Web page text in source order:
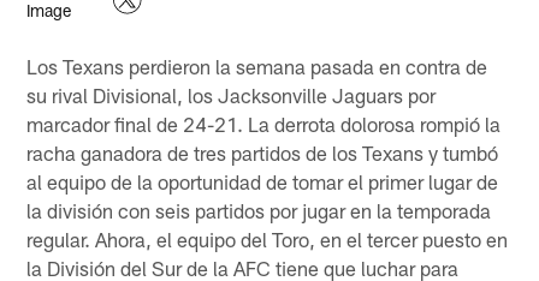
Los Texans perdieron la semana pasada en contra de
su rival Divisional, los Jacksonville Jaguars por
marcador final de 24-21. La derrota dolorosa rompió la
racha ganadora de tres partidos de los Texans y tumbó
al equipo de la oportunidad de tomar el primer lugar de
la división con seis partidos por jugar en la temporada
regular. Ahora, el equipo del Toro, en el tercer puesto en
la División del Sur de la AFC tiene que luchar para